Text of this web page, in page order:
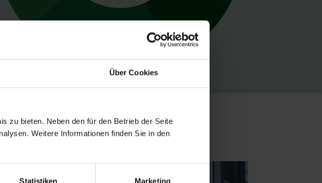
Über Cookies
zu bieten. Neben den für den Betrieb der Seite
Weitere Informationen finden Sie in den
Statistiken Marketing